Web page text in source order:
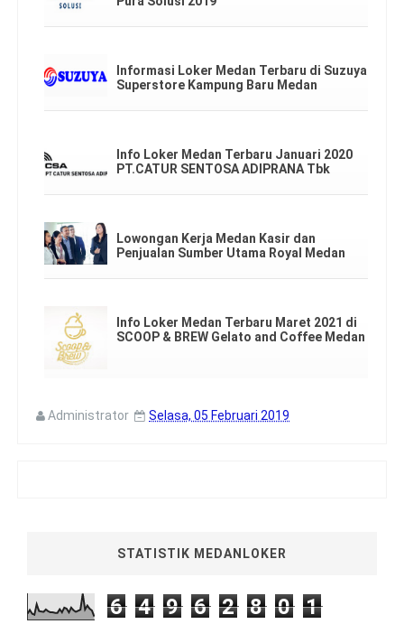
Informasi Loker Medan Terbaru di Suzuya
Superstore Kampung Baru Medan
Info Loker Medan Terbaru Januari 2020
PT.CATUR SENTOSA ADIPRANA Tbk
Lowongan Kerja Medan Kasir dan
Penjualan Sumber Utama Royal Medan
Info Loker Medan Terbaru Maret 2021 di
SCOOP & BREW Gelato and Coffee Medan
Administrator Selasa, 05 Februari 2019
STATISTIK MEDANLOKER
6 4 9 6 2 8 0 1